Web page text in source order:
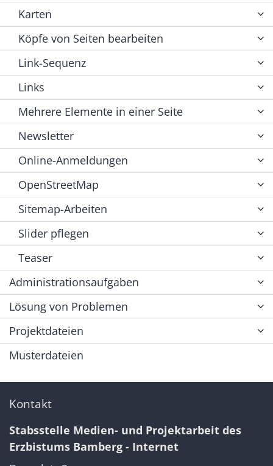
Karten
Köpfe von Seiten bearbeiten
Link-Sequenz
Links
Mehrere Elemente in einer Seite
Newsletter
Online-Anmeldungen
OpenStreetMap
Sitemap-Arbeiten
Slider pflegen
Teaser
Administrationsaufgaben
Lösung von Problemen
Projektdateien
Musterdateien
Kontakt
Stabsstelle Medien- und Projektarbeit des
Erzbistums Bamberg - Internet